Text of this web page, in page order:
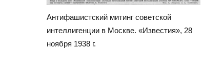
Антифашистский митинг советской
интеллигенции в Москве. «Известия», 28
ноября 1938 г.